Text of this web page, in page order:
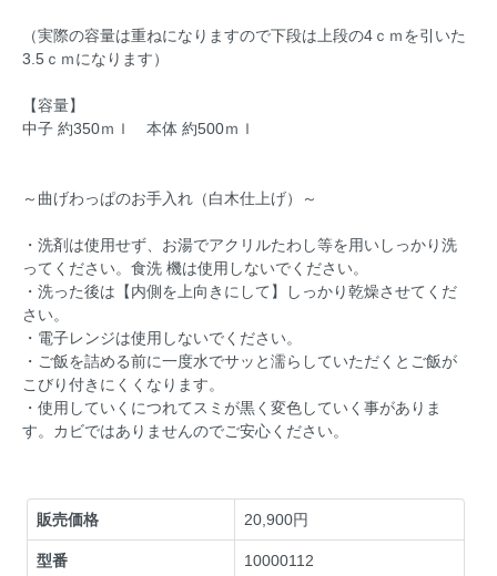
（実際の容量は重ねになりますので下段は上段の4ｃｍを引いた
3.5ｃｍになります）
【容量】
中子 約350ｍｌ 本体 約500ｍｌ
～曲げわっぱのお手入れ（白木仕上げ）～
・洗剤は使用せず、お湯でアクリルたわし等を用いしっかり洗
ってください。食洗 機は使用しないでください。
・洗った後は【内側を上向きにして】しっかり乾燥させてくだ
さい。
・電子レンジは使用しないでください。
・ご飯を詰める前に一度水でサッと濡らしていただくとご飯が
こびり付きにくくなります。
・使用していくにつれてスミが黒く変色していく事がありま
す。カビではありませんのでご安心ください。
販売価格 20,900円
型番 10000112